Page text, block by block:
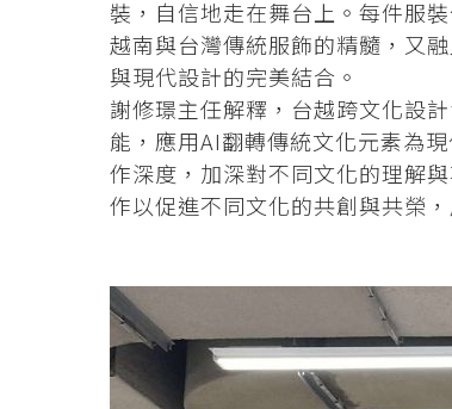
裝，自信地走在舞台上。每件服
越南與台灣傳統服飾的精髓，又
與現代設計的完美結合。
謝修璟主任解釋，台越跨文化設
能，應用AI翻轉傳統文化元素為
作深度，加深對不同文化的理解
作以促進不同文化的共創與共榮